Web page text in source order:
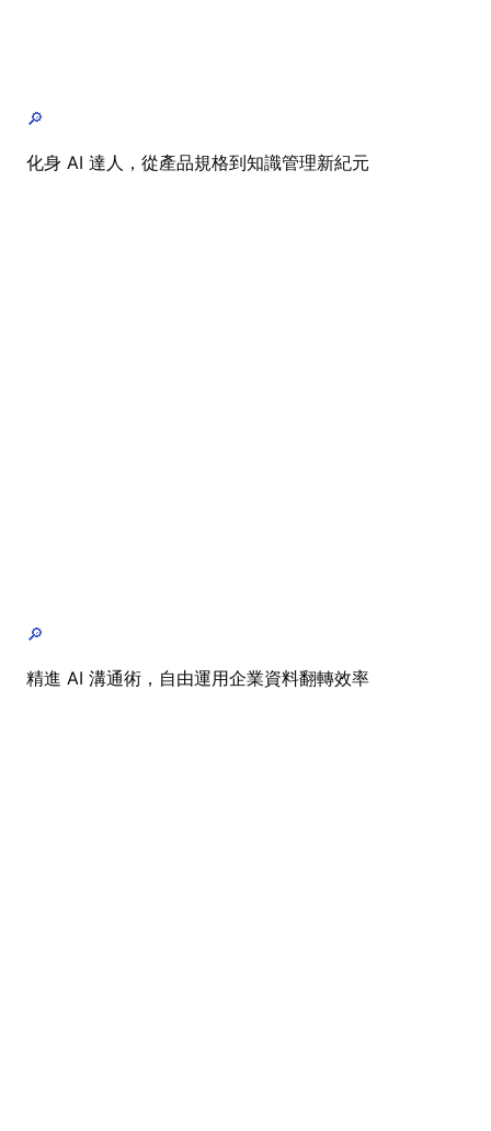
🔎
化身 AI 達人，從產品規格到知識管理新紀元
🔎
精進 AI 溝通術，自由運用企業資料翻轉效率